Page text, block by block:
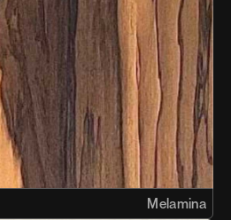
Melamina